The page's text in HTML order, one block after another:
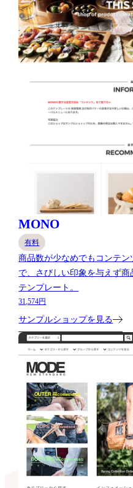
MONO
有料
商品数が少なめでもコンテ
で、さびしい印象を与えず
テンプレート。
31,574円
サンプルショップを見る